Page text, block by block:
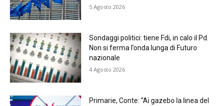
5 Agosto 2026
Sondaggi politici: tiene Fdi, in calo il Pd.
Non si ferma l’onda lunga di Futuro
nazionale
4 Agosto 2026
Primarie, Conte: “Ai gazebo la linea del